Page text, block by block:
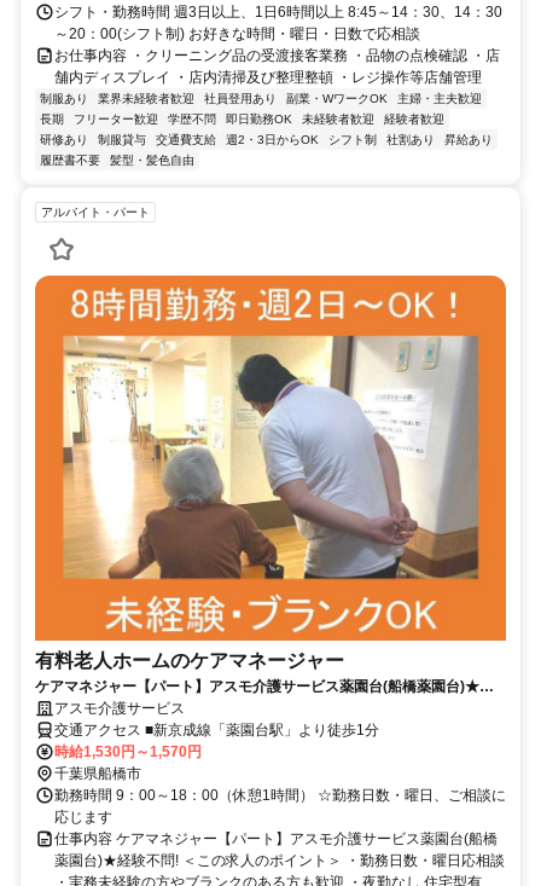
シフト・勤務時間 週3日以上、1日6時間以上 8:45～14：30、14：30
～20：00(シフト制) お好きな時間・曜日・日数で応相談
お仕事内容 ・クリーニング品の受渡接客業務 ・品物の点検確認 ・店
舗内ディスプレイ ・店内清掃及び整理整頓 ・レジ操作等店舗管理
制服あり 業界未経験者歓迎 社員登用あり 副業・WワークOK
主婦・主夫歓迎
長期
フリーター歓迎 学歴不問 即日勤務OK 未経験者歓迎
経験者歓迎
研修あり
制服貸与 交通費支給 週2・3日からOK シフト制 社割あり
昇給あり
履歴書不要
髪型・髪色自由
アルバイト・パート
有料老人ホームのケアマネージャー
ケアマネジャー【パート】アスモ介護サービス薬園台(船橋薬園台)★経
験不問!
アスモ介護サービス
交通アクセス ■新京成線「薬園台駅」より徒歩1分
時給1,530円～1,570円
千葉県船橋市
勤務時間 9：00～18：00（休憩1時間） ☆勤務日数・曜日、ご相談に
応じます
仕事内容 ケアマネジャー【パート】アスモ介護サービス薬園台(船橋
薬園台)★経験不問! ＜この求人のポイント＞ ・勤務日数・曜日応相談
・実務未経験の方やブランクのある方も歓迎 ・夜勤なし 住宅型有